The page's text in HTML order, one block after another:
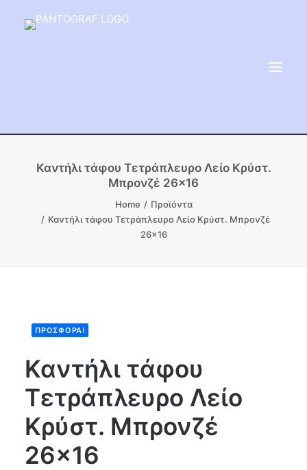
ΕΙΔΗ ΜΝΗΜΕΙΟΥ
ΑΔΑΜΑΝΤΟΦΟΡΟΙ ΔΙΣΚΟΙ
ΠΡΟΪΟΝΤΑ ΜΑΡΜΆΡΟΥ
search
CART
Καντήλι τάφου Τετράπλευρο Λείο Κρύστ.
Μπρονζέ 26×16
Home
Προϊόντα
Καντήλι τάφου Τετράπλευρο Λείο Κρύστ. Μπρονζέ
26×16
ΠΡΟΣΦΟΡΆ!
Καντήλι τάφου
Τετράπλευρο Λείο
Κρύστ. Μπρονζέ
26×16